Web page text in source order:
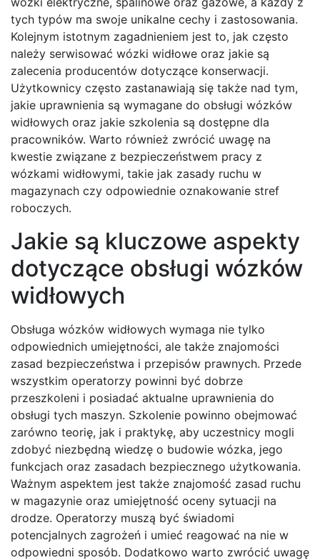
tych typów ma swoje unikalne cechy i zastosowania.
Kolejnym istotnym zagadnieniem jest to, jak często
należy serwisować wózki widłowe oraz jakie są
zalecenia producentów dotyczące konserwacji.
Użytkownicy często zastanawiają się także nad tym,
jakie uprawnienia są wymagane do obsługi wózków
widłowych oraz jakie szkolenia są dostępne dla
pracowników. Warto również zwrócić uwagę na
kwestie związane z bezpieczeństwem pracy z
wózkami widłowymi, takie jak zasady ruchu w
magazynach czy odpowiednie oznakowanie stref
roboczych.
Jakie są kluczowe aspekty
dotyczące obsługi wózków
widłowych
Obsługa wózków widłowych wymaga nie tylko
odpowiednich umiejętności, ale także znajomości
zasad bezpieczeństwa i przepisów prawnych. Przede
wszystkim operatorzy powinni być dobrze
przeszkoleni i posiadać aktualne uprawnienia do
obsługi tych maszyn. Szkolenie powinno obejmować
zarówno teorię, jak i praktykę, aby uczestnicy mogli
zdobyć niezbędną wiedzę o budowie wózka, jego
funkcjach oraz zasadach bezpiecznego użytkowania.
Ważnym aspektem jest także znajomość zasad ruchu
w magazynie oraz umiejętność oceny sytuacji na
drodze. Operatorzy muszą być świadomi
potencjalnych zagrożeń i umieć reagować na nie w
odpowiedni sposób. Dodatkowo warto zwrócić uwagę